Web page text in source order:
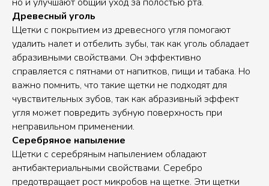
Древесный уголь
Щетки с покрытием из древесного угля помогают
удалить налет и отбелить зубы, так как уголь обладает
абразивными свойствами. Он эффективно
справляется с пятнами от напитков, пищи и табака. Но
важно помнить, что такие щетки не подходят для
чувствительных зубов, так как абразивный эффект
угля может повредить зубную поверхность при
неправильном применении.
Серебряное напыление
Щетки с серебряным напылением обладают
антибактериальными свойствами. Серебро
предотвращает рост микробов на щетке. Эти щетки